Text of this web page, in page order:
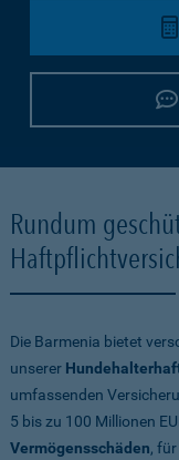
Rundum
Die Barmenia bietet
unserer
umfassenden
5 bis zu 100 Millionen
Vermögensschäden,